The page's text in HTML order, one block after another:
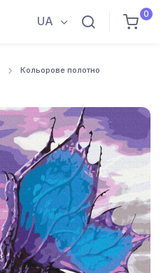
UA
0
Кольорове полотно